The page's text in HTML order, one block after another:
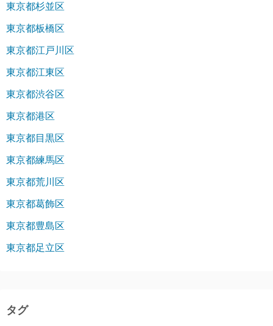
東京都杉並区
東京都板橋区
東京都江戸川区
東京都江東区
東京都渋谷区
東京都港区
東京都目黒区
東京都練馬区
東京都荒川区
東京都葛飾区
東京都豊島区
東京都足立区
タグ